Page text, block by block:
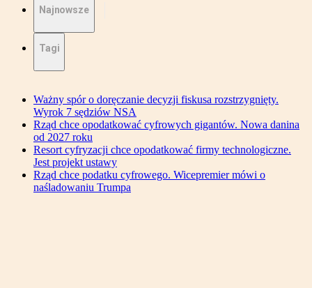
Najnowsze
Tagi
Ważny spór o doręczanie decyzji fiskusa rozstrzygnięty.
Wyrok 7 sędziów NSA
Rząd chce opodatkować cyfrowych gigantów. Nowa danina
od 2027 roku
Resort cyfryzacji chce opodatkować firmy technologiczne.
Jest projekt ustawy
Rząd chce podatku cyfrowego. Wicepremier mówi o
naśladowaniu Trumpa